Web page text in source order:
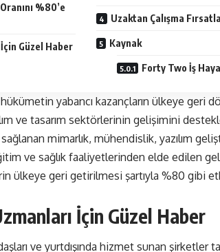
%80’e
İçin Güzel Haber
Uzaktan Çalışma
Kaynak
Forty Two İş
hükümetin yabancı kazançların ülkeye geri
ve tasarım sektörlerinin gelişimini
sağlanan mimarlık, mühendislik, yazılım
ve sağlık faaliyetlerinden elde edilen
ülkeye geri getirilmesi şartıyla %80 gibi
İçin Güzel Haber
ve yurtdışında hizmet sunan şirketler